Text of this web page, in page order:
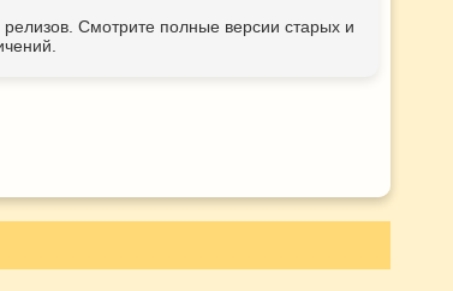
Смотрите полные версии старых и